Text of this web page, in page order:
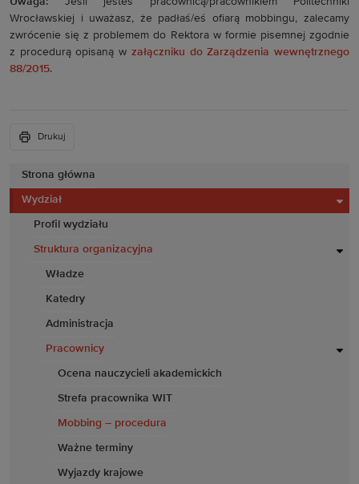
Strona główna
Wydział
Profil wydziału
Struktura organizacyjna
Władze
Katedry
Administracja
Pracownicy
Ocena nauczycieli akademickich
Strefa pracownika WIT
Mobbing – procedura
Ważne terminy
Wyjazdy krajowe
Wrocławskiej i uważasz, że padłaś/eś ofiarą mobbingu, zalecamy
zwrócenie się z problemem do Rektora w formie pisemnej zgodnie
z procedurą opisaną w załączniku do Zarządzenia wewnętrznego
88/2015.
Drukuj